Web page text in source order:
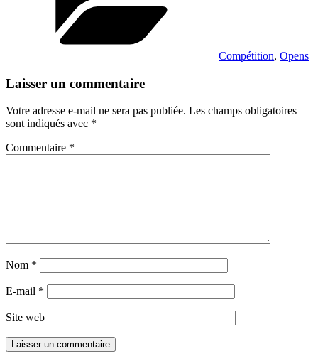
Compétition, Opens
Laisser un commentaire
Votre adresse e-mail ne sera pas publiée. Les champs obligatoires
sont indiqués avec *
Commentaire *
Nom *
E-mail *
Site web